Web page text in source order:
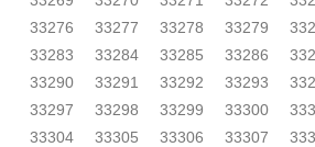
33276
33277 33278 33279
33283
33284 33285 33286
33290
33291 33292 33293
33297
33298 33299 33300
33304
33305 33306 33307